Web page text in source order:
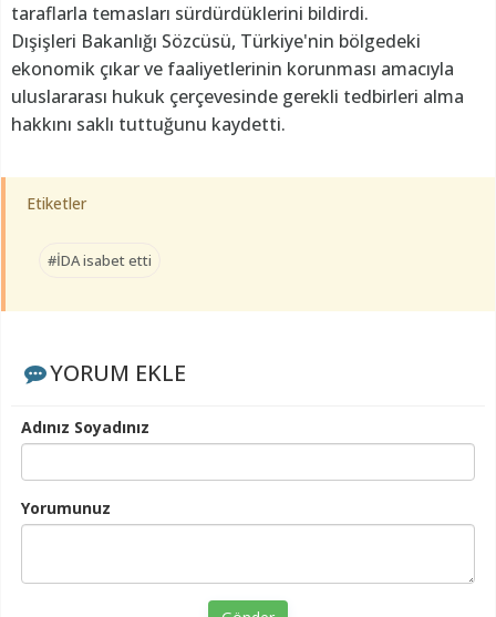
taraflarla temasları sürdürdüklerini bildirdi.
Dışişleri Bakanlığı Sözcüsü, Türkiye'nin bölgedeki
ekonomik çıkar ve faaliyetlerinin korunması amacıyla
uluslararası hukuk çerçevesinde gerekli tedbirleri alma
hakkını saklı tuttuğunu kaydetti.
Etiketler
#İDA isabet etti
YORUM EKLE
Adınız Soyadınız
Yorumunuz